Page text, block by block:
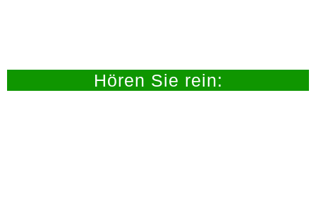
Hören Sie rein: